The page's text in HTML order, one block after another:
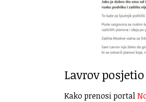
Lavrov
Kako prenosi portal